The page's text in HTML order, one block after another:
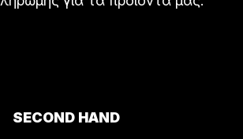
SECOND HAND